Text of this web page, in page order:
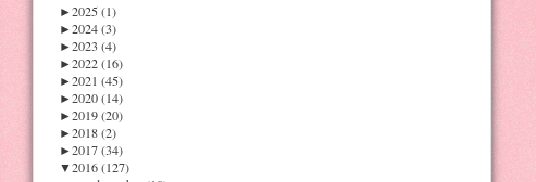
►2025 (1)
►2024 (3)
►2023 (4)
►2022 (16)
►2021 (45)
►2020 (14)
►2019 (20)
►2018 (2)
►2017 (34)
▼2016 (127)